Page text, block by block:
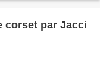
corset par Jacci